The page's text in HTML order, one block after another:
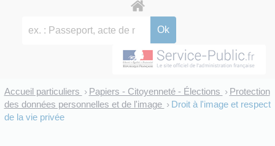
Accueil particuliers > Papiers - Citoyenneté - Élections > Protection
des données personnelles et de l'image > Droit à l'image et respect
de la vie privée